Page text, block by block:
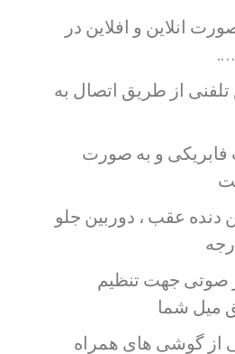
انلاین و افلاین در
….
از طریق اتصال به
و به صورت
دنده عقب ، دوربین جلو
صوتی جهت تنظیم
میل شما
از گوشی های همراه